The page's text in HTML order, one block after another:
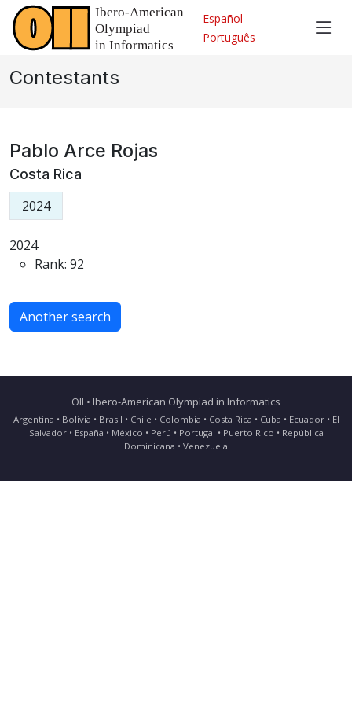
Español
Português
Contestants
Pablo Arce Rojas
Costa Rica
2024
2024
Rank: 92
Another search
OII • Ibero-American Olympiad in Informatics
Argentina • Bolivia • Brasil • Chile • Colombia • Costa Rica • Cuba • Ecuador • El
Salvador • España • México • Perú • Portugal • Puerto Rico • República
Dominicana • Venezuela